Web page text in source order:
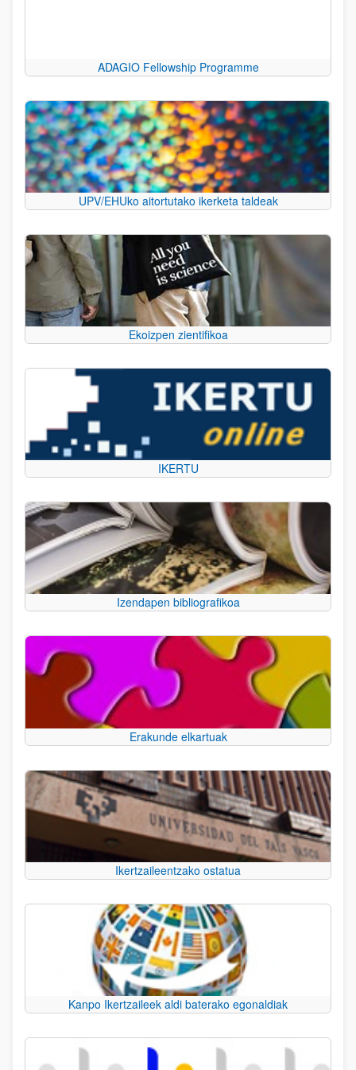
ADAGIO Fellowship Programme
UPV/EHUko aitortutako ikerketa taldeak
Ekoizpen zientifikoa
IKERTU
Izendapen bibliografikoa
Erakunde elkartuak
Ikertzaileentzako ostatua
Kanpo Ikertzaileek aldi baterako egonaldiak